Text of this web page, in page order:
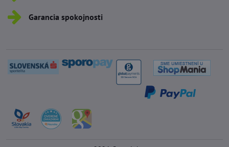
Garancia spokojnosti